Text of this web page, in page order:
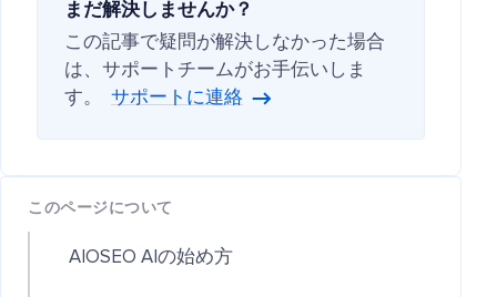
まだ解決しませんか？
この記事で疑問が解決しなかった場合
は、サポートチームがお手伝いしま
す。
サポートに連絡
このページについて
AIOSEO AIの始め方